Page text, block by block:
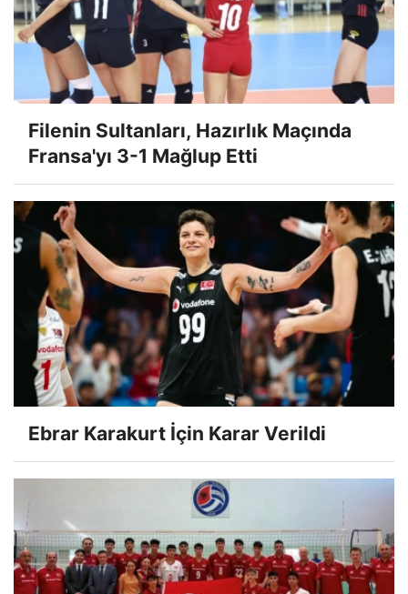
Filenin Sultanları, Hazırlık Maçında
Fransa'yı 3-1 Mağlup Etti
Ebrar Karakurt İçin Karar Verildi